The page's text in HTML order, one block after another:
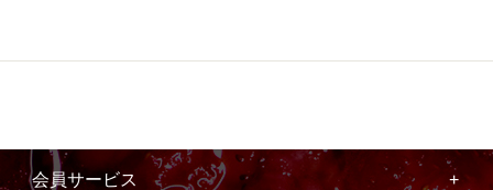
会員サービス